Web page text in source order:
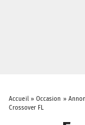
Accueil» Occasion »
Crossover FL